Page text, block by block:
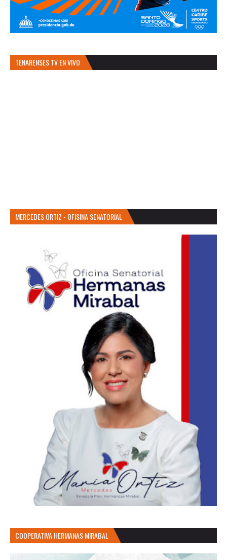
TENARENSES TV EN VIVO
MERCEDES ORTIZ - OFISINA SENATORIAL
COOPERATIVA HERMANAS MIRABAL